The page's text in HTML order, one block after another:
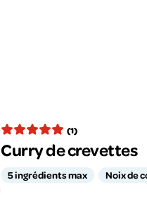
(1)
Curry de crevettes
5 ingrédients max Noix de